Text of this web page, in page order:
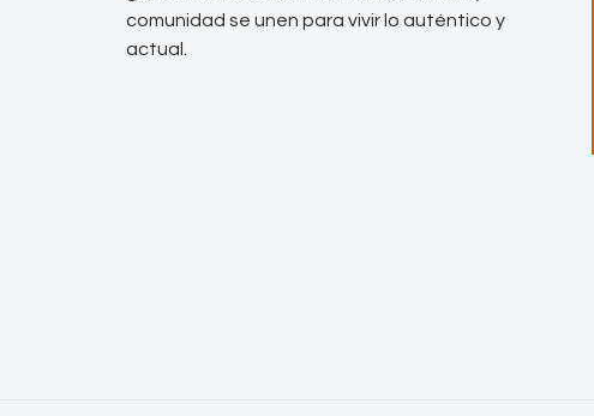
comunidad se unen para vivir lo auténtico y
actual.